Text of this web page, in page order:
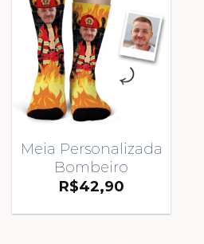
Meia Personalizada
Bombeiro
R$42,90